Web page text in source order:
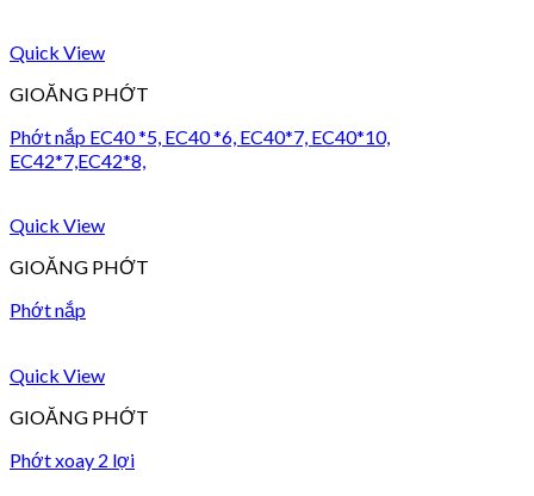
Quick View
GIOĂNG PHỚT
Phớt nắp EC40 *5, EC40 *6, EC40*7, EC40*10,
EC42*7,EC42*8,
Quick View
GIOĂNG PHỚT
Phớt nắp
Quick View
GIOĂNG PHỚT
Phớt xoay 2 lợi